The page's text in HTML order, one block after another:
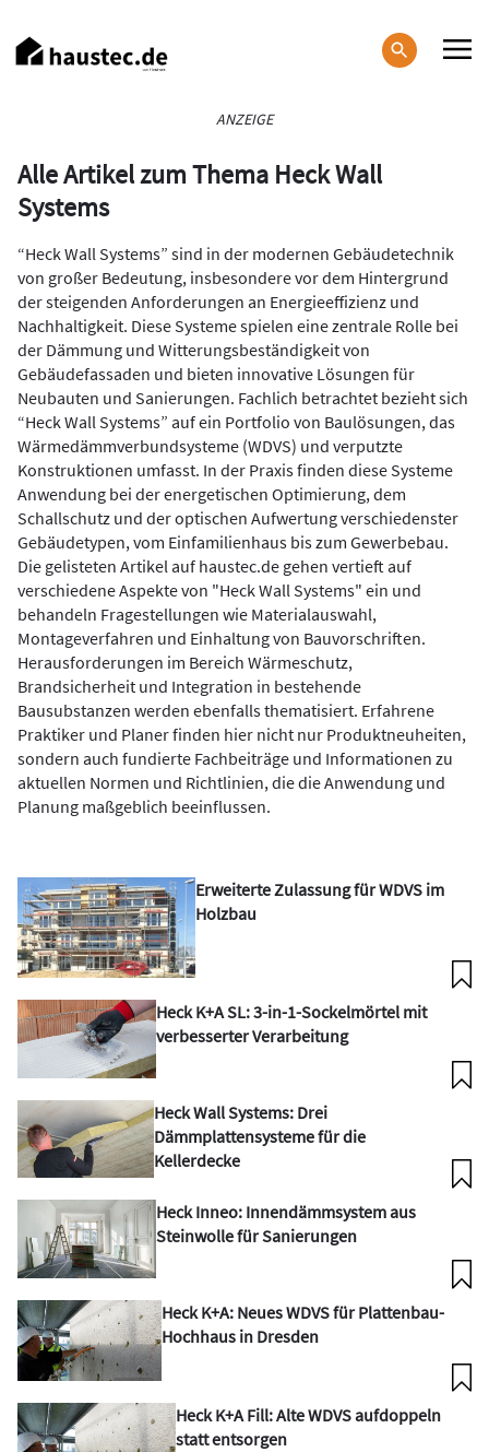
zum
Inhalt
ANZEIGE
Alle Artikel zum Thema Heck Wall
Systems
“Heck Wall Systems” sind in der modernen Gebäudetechnik
von großer Bedeutung, insbesondere vor dem Hintergrund
der steigenden Anforderungen an Energieeffizienz und
Nachhaltigkeit. Diese Systeme spielen eine zentrale Rolle bei
der Dämmung und Witterungsbeständigkeit von
Gebäudefassaden und bieten innovative Lösungen für
Neubauten und Sanierungen. Fachlich betrachtet bezieht sich
“Heck Wall Systems” auf ein Portfolio von Baulösungen, das
Wärmedämmverbundsysteme (WDVS) und verputzte
Konstruktionen umfasst. In der Praxis finden diese Systeme
Anwendung bei der energetischen Optimierung, dem
Schallschutz und der optischen Aufwertung verschiedenster
Gebäudetypen, vom Einfamilienhaus bis zum Gewerbebau.
Die gelisteten Artikel auf haustec.de gehen vertieft auf
verschiedene Aspekte von "Heck Wall Systems" ein und
behandeln Fragestellungen wie Materialauswahl,
Montageverfahren und Einhaltung von Bauvorschriften.
Herausforderungen im Bereich Wärmeschutz,
Brandsicherheit und Integration in bestehende
Bausubstanzen werden ebenfalls thematisiert. Erfahrene
Praktiker und Planer finden hier nicht nur Produktneuheiten,
sondern auch fundierte Fachbeiträge und Informationen zu
aktuellen Normen und Richtlinien, die die Anwendung und
Planung maßgeblich beeinflussen.
Erweiterte Zulassung für WDVS im
Holzbau
Heck K+A SL: 3-in-1-Sockelmörtel mit
verbesserter Verarbeitung
Heck Wall Systems: Drei
Dämmplattensysteme für die
Kellerdecke
Heck Inneo: Innendämmsystem aus
Steinwolle für Sanierungen
Heck K+A: Neues WDVS für Plattenbau-
Hochhaus in Dresden
Heck K+A Fill: Alte WDVS aufdoppeln
statt entsorgen